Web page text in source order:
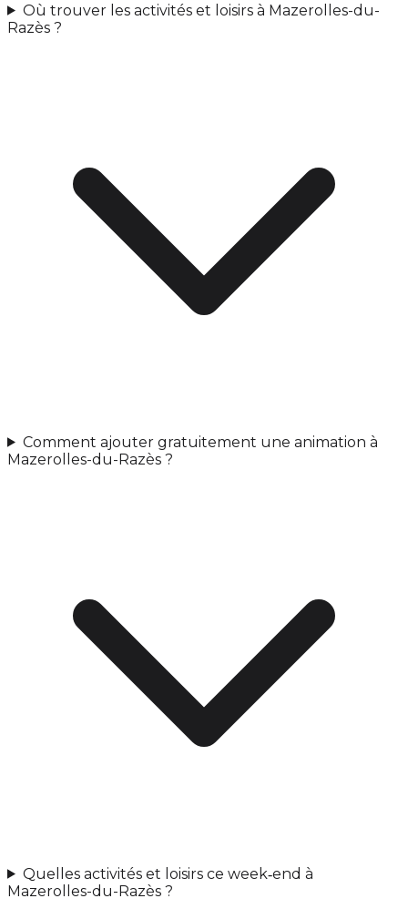
Où trouver les activités et loisirs à Mazerolles-du-
Razès ?
Comment ajouter gratuitement une animation à
Mazerolles-du-Razès ?
Quelles activités et loisirs ce week‑end à
Mazerolles-du-Razès ?